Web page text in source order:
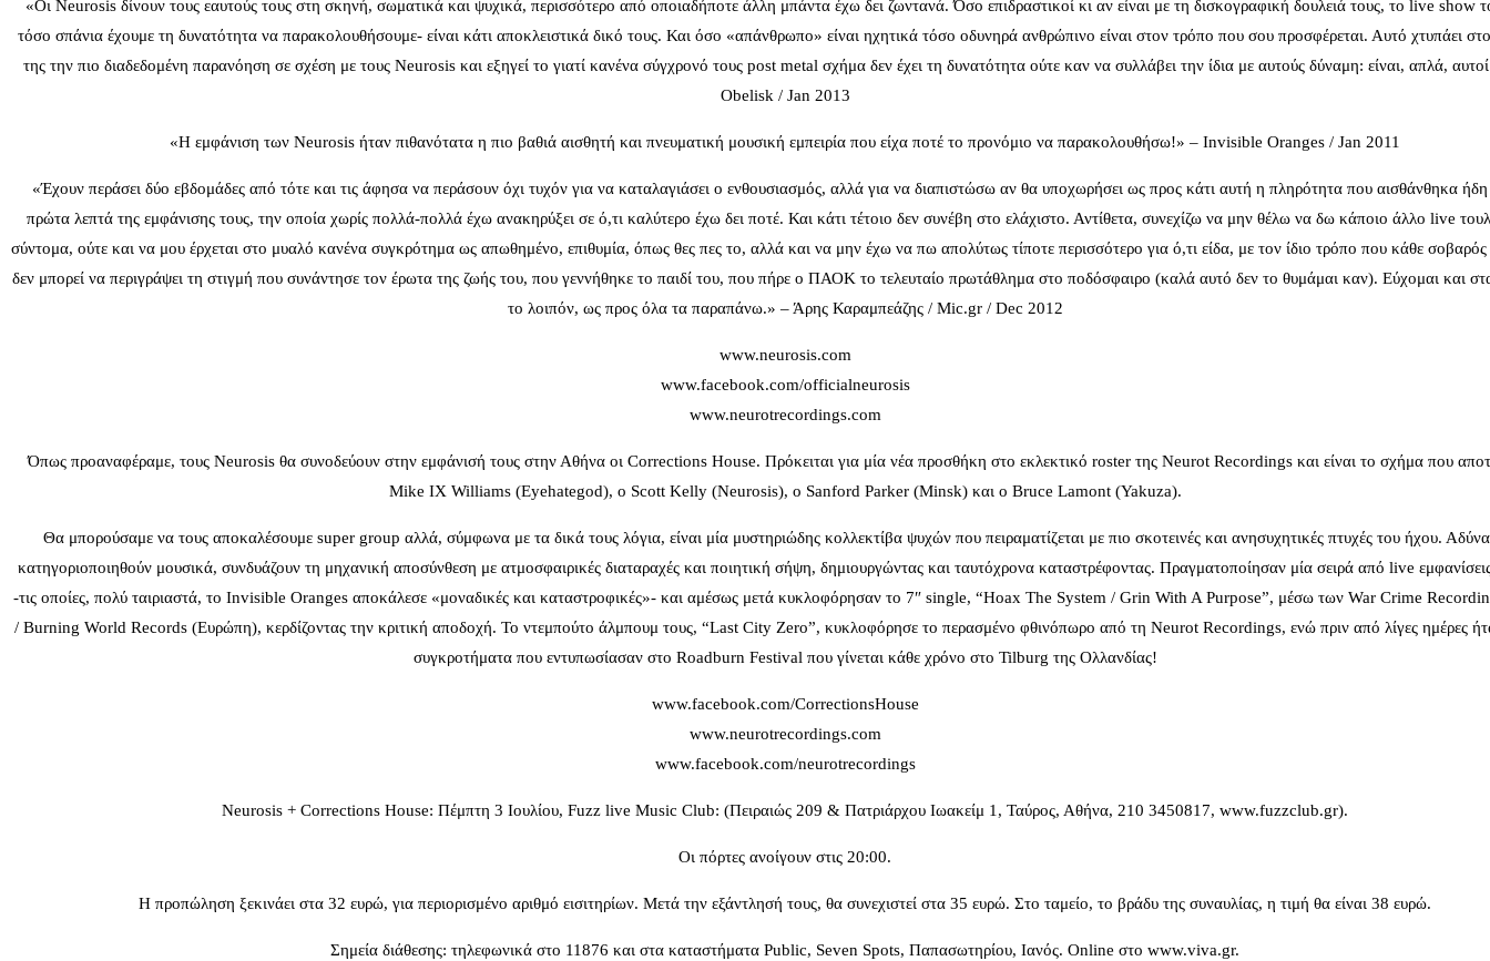
«Οι Neurosis δίνουν τους εαυτούς τους στη σκηνή, σωματικά και ψυχικά, περισσότερο από οποιαδήποτε άλλη μπάντα έχω δει ζωντανά. Όσο επιδραστικοί κι αν είναι με τη δισκογραφική δουλειά τους, το live show
τόσο σπάνια έχουμε τη δυνατότητα να παρακολουθήσουμε- είναι κάτι αποκλειστικά δικό τους. Και όσο «απάνθρωπο» είναι ηχητικά τόσο οδυνηρά ανθρώπινο είναι στον τρόπο που σου προσφέρεται. Αυτό χτυπάει
της την πιο διαδεδομένη παρανόηση σε σχέση με τους Neurosis και εξηγεί το γιατί κανένα σύγχρονό τους post metal σχήμα δεν έχει τη δυνατότητα ούτε καν να συλλάβει την ίδια με αυτούς δύναμη: είναι, απλά,
Obelisk / Jan 2013
«Η εμφάνιση των Neurosis ήταν πιθανότατα η πιο βαθιά αισθητή και πνευματική μουσική εμπειρία που είχα ποτέ το προνόμιο να παρακολουθήσω!» – Invisible Oranges / Jan 2011
«Έχουν περάσει δύο εβδομάδες από τότε και τις άφησα να περάσουν όχι τυχόν για να καταλαγιάσει ο ενθουσιασμός, αλλά για να διαπιστώσω αν θα υποχωρήσει ως προς κάτι αυτή η πληρότητα που αισθάνθηκα
πρώτα λεπτά της εμφάνισης τους, την οποία χωρίς πολλά-πολλά έχω ανακηρύξει σε ό,τι καλύτερο έχω δει ποτέ. Και κάτι τέτοιο δεν συνέβη στο ελάχιστο. Αντίθετα, συνεχίζω να μην θέλω να δω κάποιο άλλο live
σύντομα, ούτε και να μου έρχεται στο μυαλό κανένα συγκρότημα ως απωθημένο, επιθυμία, όπως θες πες το, αλλά και να μην έχω να πω απολύτως τίποτε περισσότερο για ό,τι είδα, με τον ίδιο τρόπο που κάθε
δεν μπορεί να περιγράψει τη στιγμή που συνάντησε τον έρωτα της ζωής του, που γεννήθηκε το παιδί του, που πήρε ο ΠΑΟΚ το τελευταίο πρωτάθλημα στο ποδόσφαιρο (καλά αυτό δεν το θυμάμαι καν). Εύχομαι και
το λοιπόν, ως προς όλα τα παραπάνω.» – Άρης Καραμπεάζης / Mic.gr / Dec 2012
www.neurosis.com
www.facebook.com/officialneurosis
www.neurotrecordings.com
Όπως προαναφέραμε, τους Neurosis θα συνοδεύουν στην εμφάνισή τους στην Αθήνα οι Corrections House. Πρόκειται για μία νέα προσθήκη στο εκλεκτικό roster της Neurot Recordings και είναι το σχήμα που
Mike IX Williams (Eyehategod), o Scott Kelly (Neurosis), o Sanford Parker (Minsk) και ο Bruce Lamont (Yakuza).
Θα μπορούσαμε να τους αποκαλέσουμε super group αλλά, σύμφωνα με τα δικά τους λόγια, είναι μία μυστηριώδης κολλεκτίβα ψυχών που πειραματίζεται με πιο σκοτεινές και ανησυχητικές πτυχές του ήχου.
κατηγοριοποιηθούν μουσικά, συνδυάζουν τη μηχανική αποσύνθεση με ατμοσφαιρικές διαταραχές και ποιητική σήψη, δημιουργώντας και ταυτόχρονα καταστρέφοντας. Πραγματοποίησαν μία σειρά από live
-τις οποίες, πολύ ταιριαστά, το Invisible Oranges αποκάλεσε «μοναδικές και καταστροφικές»- και αμέσως μετά κυκλοφόρησαν το 7″ single, “Hoax The System / Grin With A Purpose”, μέσω των War Crime
/ Burning World Records (Ευρώπη), κερδίζοντας την κριτική αποδοχή. Το ντεμπούτο άλμπουμ τους, “Last City Zero”, κυκλοφόρησε το περασμένο φθινόπωρο από τη Neurot Recordings, ενώ πριν από λίγες ημέρες
συγκροτήματα που εντυπωσίασαν στο Roadburn Festival που γίνεται κάθε χρόνο στο Tilburg της Ολλανδίας!
www.facebook.com/CorrectionsHouse
www.neurotrecordings.com
www.facebook.com/neurotrecordings
Neurosis + Corrections House: Πέμπτη 3 Ιουλίου, Fuzz live Music Club: (Πειραιώς 209 & Πατριάρχου Ιωακείμ 1, Ταύρος, Αθήνα, 210 3450817, www.fuzzclub.gr).
Οι πόρτες ανοίγουν στις 20:00.
Η προπώληση ξεκινάει στα 32 ευρώ, για περιορισμένο αριθμό εισιτηρίων. Μετά την εξάντλησή τους, θα συνεχιστεί στα 35 ευρώ. Στο ταμείο, το βράδυ της συναυλίας, η τιμή θα είναι 38 ευρώ.
Σημεία διάθεσης: τηλεφωνικά στο 11876 και στα καταστήματα Public, Seven Spots, Παπασωτηρίου, Ιανός. Οnline στο www.viva.gr.